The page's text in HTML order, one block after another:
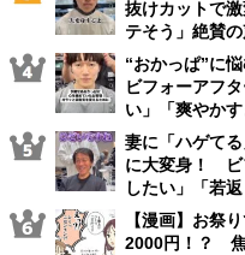
抜けカットで
テそう」絶賛
“おかっぱ”に
ビフォーアフ
い」「爽やか
妻に「ハゲて
に大変身！ ビ
したい」「若
【漫画】お祭
2000円！？ 焦